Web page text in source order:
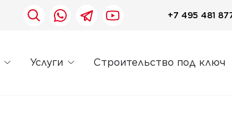
+7 495 481
Услуги Строительство под ключ